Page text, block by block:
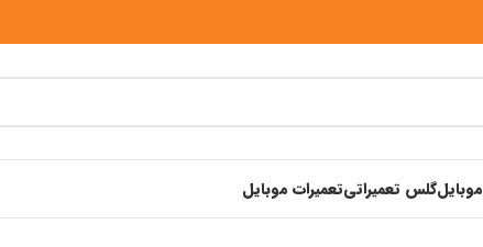
گلس تعمیراتیتعمیرات موبایل